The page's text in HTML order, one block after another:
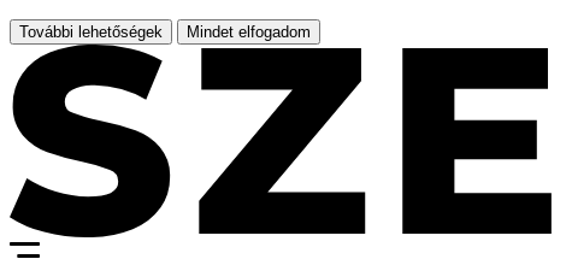
További lehetőségek Mindet elfogadom